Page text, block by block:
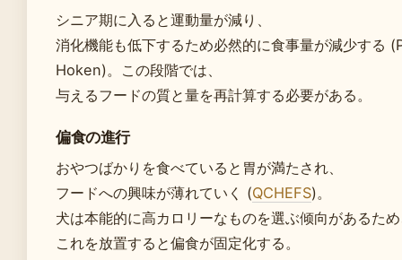
シニア期に入ると運動量が減り、
消化機能も低下するため必然的に食事量が減少する
Hoken)。この段階では、
与えるフードの質と量を再計算する必要がある。
偏食の進行
おやつばかりを食べていると胃が満たされ、
フードへの興味が薄れていく (QCHEFS)。
犬は本能的に高カロリーなものを選ぶ倾向があるた
これを放置すると偏食が固定化する。